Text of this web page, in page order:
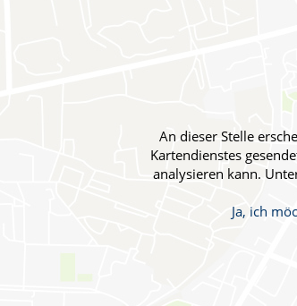
An dieser Stelle
Kartendienstes
analysieren kann.
Ja, ich